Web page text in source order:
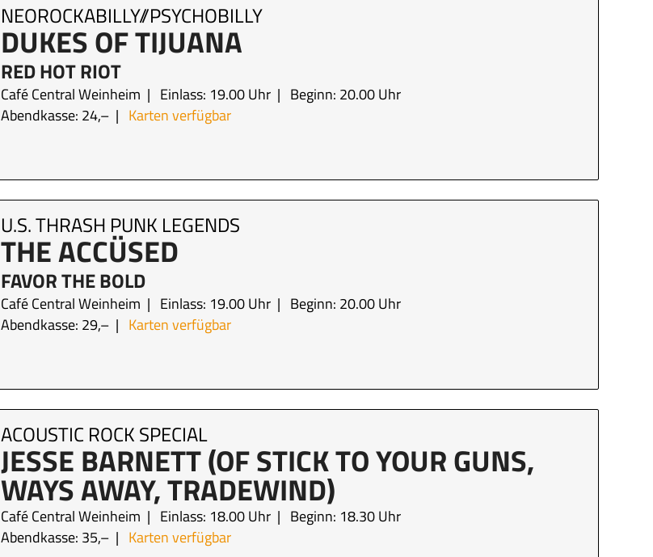
NEOROCKABILLY//PSYCHOBILLY
DUKES OF TIJUANA
RED HOT RIOT
Café Central Weinheim Einlass: 19.00 Uhr
Beginn: 20.00 Uhr
Abendkasse: 24,–
Karten verfügbar
U.S. THRASH PUNK LEGENDS
THE ACCÜSED
FAVOR THE BOLD
Café Central Weinheim Einlass: 19.00 Uhr
Beginn: 20.00 Uhr
Abendkasse: 29,–
Karten verfügbar
ACOUSTIC ROCK SPECIAL
JESSE BARNETT (OF STICK TO YOUR GUNS,
WAYS AWAY, TRADEWIND)
Café Central Weinheim Einlass: 18.00 Uhr
Beginn: 18.30 Uhr
Abendkasse: 35,–
Karten verfügbar